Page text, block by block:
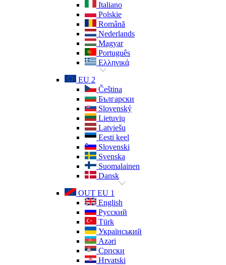
Italiano
Polskie
Română
Nederlands
Magyar
Português
Ελληνικά
EU 2
Čeština
Български
Slovenský
Lietuvių
Latviešu
Eesti keel
Slovenski
Svenska
Suomalainen
Dansk
OUT EU 1
English
Русский
Türk
Український
Azəri
Српски
Hrvatski